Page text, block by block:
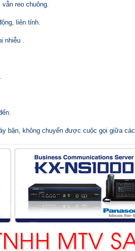
vẫn reo chuông.
liên tỉnh.
nhiễu .
bận, không chuyển được cuộc gọi giữa